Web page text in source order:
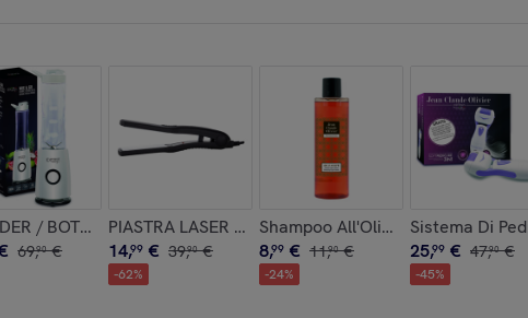
TOTALE
/ BOTTIGLIA PORTATILE, 260w
69,90 €
PIASTRA LASER CERAMICA 9500
14,99 € 39,90 €
-62%
Shampoo All'Olio Di Argan 225 Ml.
8,99 € 11,90 €
-24%
Sistema Di
25,99 € 47,90 €
-45%